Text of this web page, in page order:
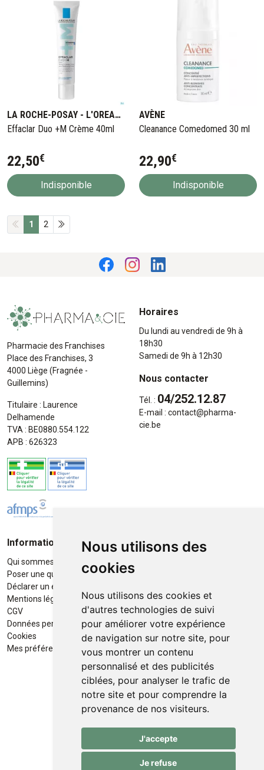
Nous utilisons des
cookies
Nous utilisons des cookies et
d'autres technologies de suivi
pour améliorer votre expérience
de navigation sur notre site, pour
vous montrer un contenu
personnalisé et des publicités
ciblées, pour analyser le trafic de
notre site et pour comprendre la
provenance de nos visiteurs.
J'accepte
Je refuse
LA ROCHE-POSAY - L'OREAL BELGILUX
Effaclar Duo +M Crème 40ml
22,50€
Indisponible
AVÈNE
Cleanance Comedomed 30 ml
22,90€
Indisponible
1 2
Pharmacie des Franchises
Place des Franchises, 3
4000 Liège (Fragnée -
Guillemins)
Titulaire : Laurence
Delhamende
TVA : BE0880.554.122
APB : 626323
Horaires
Du lundi au vendredi de 9h à
18h30
Samedi de 9h à 12h30
Nous contacter
Tél. : 04/252.12.87
E-mail : contact@pharma-
cie.be
Informations
Qui sommes-nous ?
Poser une question
Déclarer un effet indésirable
Mentions légales
CGV
Données personnelles
Cookies
Mes préférences Cookies
Moyens de paiement
Retrait / Livraison
Retrait à la pharmacie en Click
Livraison cyclo-urbaines à Liège
avec :
Service professionnel et
écologique de livraisons rapides
et fiables.